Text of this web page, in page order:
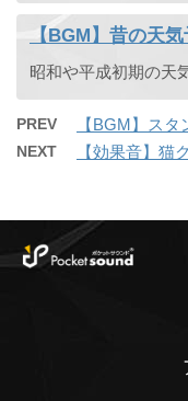
【BGM】昔の天
PREV 【BGM】ス
NEXT 【効果音】猫